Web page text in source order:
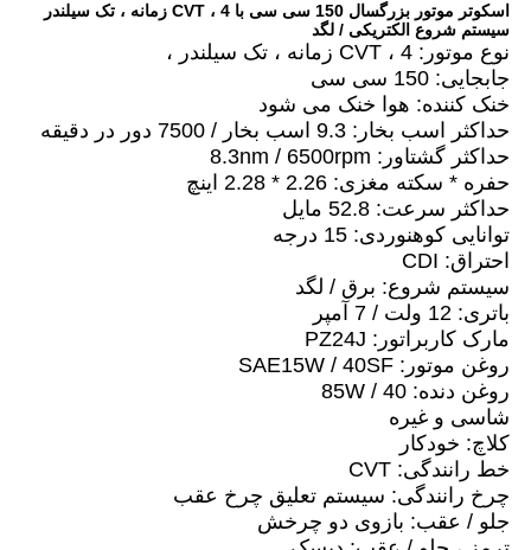
اسکوتر موتور بزرگسال 150 سی سی با CVT ، 4 زمانه ، تک سیلندر
سیستم شروع الکتریکی / لگد
نوع موتور: CVT ، 4 زمانه ، تک سیلندر ،
جابجایی: 150 سی سی
خنک کننده: هوا خنک می شود
حداکثر اسب بخار: 9.3 اسب بخار / 7500 دور در دقیقه
حداکثر گشتاور: 8.3nm / 6500rpm
حفره * سکته مغزی: 2.26 * 2.28 اینچ
حداکثر سرعت: 52.8 مایل
توانایی کوهنوردی: 15 درجه
احتراق: CDI
سیستم شروع: برق / لگد
باتری: 12 ولت / 7 آمپر
مارک کاربراتور: PZ24J
روغن موتور: SAE15W / 40SF
روغن دنده: 85W / 40
شاسی و غیره
کلاچ: خودکار
خط رانندگی: CVT
چرخ رانندگی: سیستم تعلیق چرخ عقب
جلو / عقب: بازوی دو چرخش